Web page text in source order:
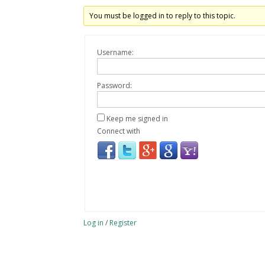
You must be logged in to reply to this topic.
Username:
Password:
Keep me signed in
Connect with
Log in / Register